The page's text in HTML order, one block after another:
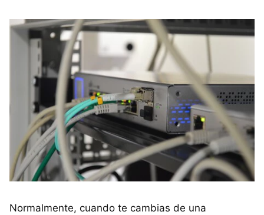
Normalmente, cuando te cambias de una